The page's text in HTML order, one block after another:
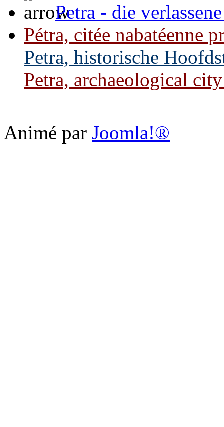
Petra - die
Pétra, citée nabatéenne
Petra, historische
Petra, archaeological
Animé par Joomla!®